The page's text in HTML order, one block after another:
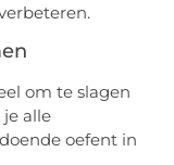
om te slagen
alle
oefent in